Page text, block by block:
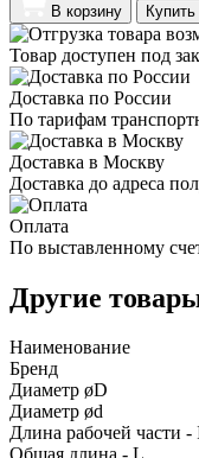
В корзину
Товар доступен под
Доставка по России
По тарифам
Доставка в Москву
Доставка до адреса
Оплата
По выставленному
Другие
Наименование
Бренд
Диаметр øD
Диаметр ød
Длина рабочей части -